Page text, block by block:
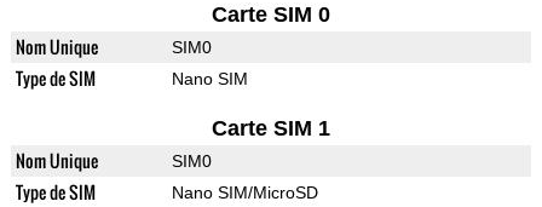
Carte SIM 0
Nom Unique SIM0
Type de SIM Nano SIM
Carte SIM 1
Nom Unique SIM0
Type de SIM Nano SIM/MicroSD